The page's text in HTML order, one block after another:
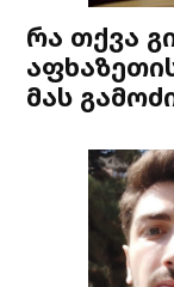
რა თქვა
მას